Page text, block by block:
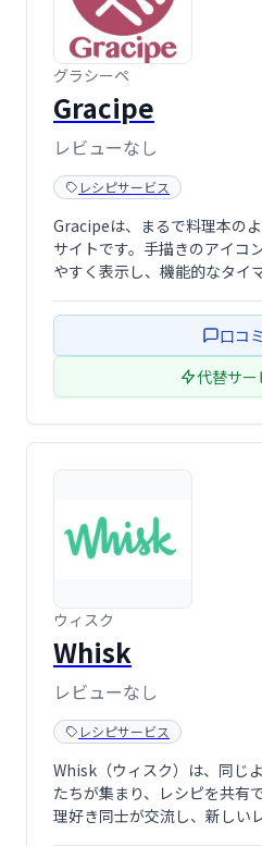
グラシーペ
Gracipe
レビューなし
レシピサービス
Gracipeは、まるで料理本の
サイトです。手描きのアイコ
やすく表示し、機能的なタイ
ウンが開始します。直感的な
口コ
代替サー
ウィスク
Whisk
レビューなし
レシピサービス
Whisk（ウィスク）は、同じ
たちが集まり、レシピを共有
理好き同士が交流し、新しい